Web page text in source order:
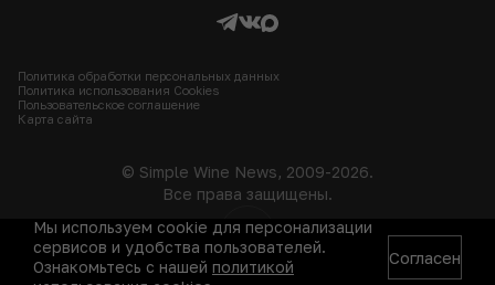
Политика обработки персональных данных
Политика использования Сookies
Пользовательское соглашение
Карта сайта
18+
© Simple Wine News, 2009-2026.
Все права защищены.
Мы используем cookie для персонализации
сервисов и удобства пользователей.
Ознакомьтесь с нашей политикой
Согласен